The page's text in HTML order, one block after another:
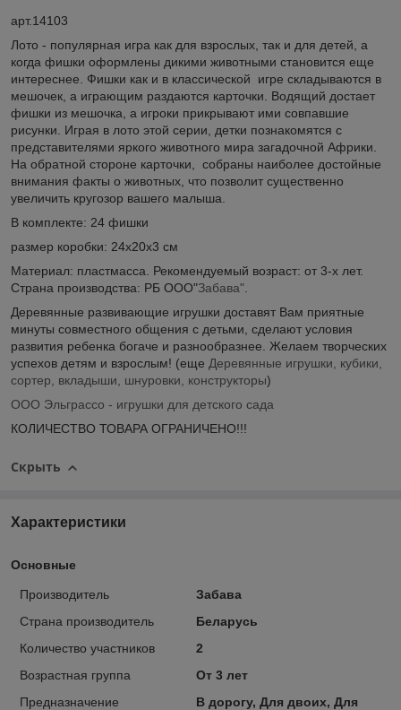
арт.14103
Лото - популярная игра как для взрослых, так и для детей, а
когда фишки оформлены дикими животными становится еще
интереснее. Фишки как и в классической игре складываются в
мешочек, а играющим раздаются карточки. Водящий достает
фишки из мешочка, а игроки прикрывают ими совпавшие
рисунки. Играя в лото этой серии, детки познакомятся с
представителями яркого животного мира загадочной Африки.
На обратной стороне карточки, собраны наиболее достойные
внимания факты о животных, что позволит существенно
увеличить кругозор вашего малыша.
В комплекте: 24 фишки
размер коробки: 24х20х3 cм
Материал: пластмасса. Рекомендуемый возраст: от 3-х лет.
Страна производства: РБ ООО"Забава".
Деревянные развивающие игрушки доставят Вам приятные
минуты совместного общения с детьми, сделают условия
развития ребенка богаче и разнообразнее. Желаем творческих
успехов детям и взрослым! (еще Деревянные игрушки, кубики,
сортер, вкладыши, шнуровки, конструкторы)
ООО Эльграссо - игрушки для детского сада
КОЛИЧЕСТВО ТОВАРА ОГРАНИЧЕНО!!!
Скрыть
Характеристики
Основные
Производитель
Забава
Страна производитель
Беларусь
Количество участников
2
Возрастная группа
От 3 лет
Предназначение
В дорогу, Для двоих, Для